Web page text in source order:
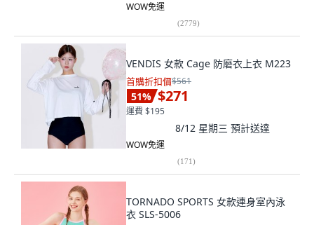
WOW免運
(2779)
VENDIS 女款 Cage 防磨衣上衣 M223
首購折扣價$561
51% $271
運費 $195
8/12 星期三 預計送達
WOW免運
(171)
TORNADO SPORTS 女款連身室內泳
衣 SLS-5006